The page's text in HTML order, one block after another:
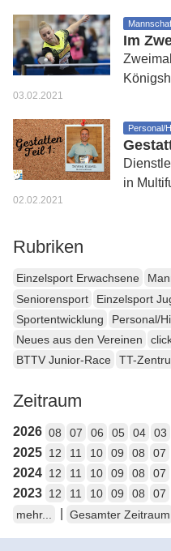
Im
03.02.2021
Personal/
in
02.02.2021
Rubriken
Einzelsport Erwachsene
Seniorensport
Einzelsport
Sportentwicklung
Personal/
Neues aus den Vereinen
BTTV Junior-Race
TT-
Zeitraum
2026 08 07 06 05 04 03
2025 12 11 10 09 08 07
2024 12 11 10 09 08 07
2023 12 11 10 09 08 07
mehr...
Gesamter Zeitraum